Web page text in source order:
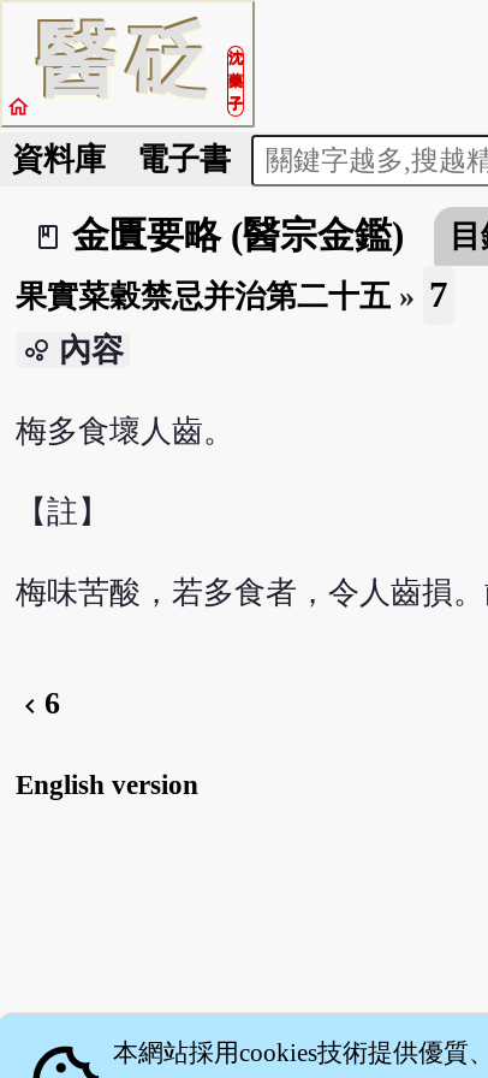
醫砭
沈
藥
子
home
資料庫 電子書
book_2
金匱要略 (醫宗金鑑)
果實菜穀禁忌并治第二十五» 7
bubble_chart 內容
梅多食壞人齒。
【註】
梅味苦酸，若多食者，令人齒損
chevron_left 6
English version
本網站採用cookies技術提供優質